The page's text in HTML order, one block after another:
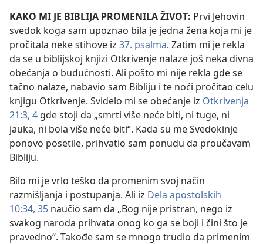
KAKO MI JE BIBLIJA PROMENILA ŽIVOT: Prvi Jehovin
svedok koga sam upoznao bila je jedna žena koja mi je
pročitala neke stihove iz 37. psalma. Zatim mi je rekla
da se u biblijskoj knjizi Otkrivenje nalaze još neka divna
obećanja o budućnosti. Ali pošto mi nije rekla gde se
tačno nalaze, nabavio sam Bibliju i te noći pročitao celu
knjigu Otkrivenje. Svidelo mi se obećanje iz Otkrivenja
21:3, 4 gde stoji da „smrti više neće biti, ni tuge, ni
jauka, ni bola više neće biti“. Kada su me Svedokinje
ponovo posetile, prihvatio sam ponudu da proučavam
Bibliju.
Bilo mi je vrlo teško da promenim svoj način
razmišljanja i postupanja. Ali iz Dela apostolskih
10:34, 35 naučio sam da „Bog nije pristran, nego iz
svakog naroda prihvata onog ko ga se boji i čini što je
pravedno“. Takođe sam se mnogo trudio da primenim